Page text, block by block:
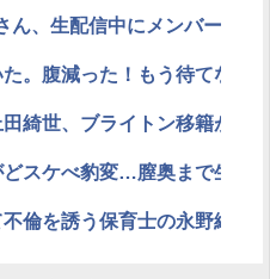
ん、生配信中にメンバー達
。腹減った！もう待てな
綺世、ブライトン移籍が浮
スケべ豹変…膣奥まで生チ
倫を誘う保育士の永野紬さん